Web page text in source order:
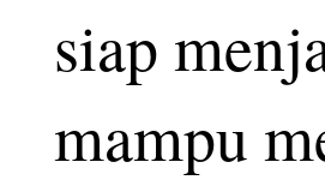
siap
mampu